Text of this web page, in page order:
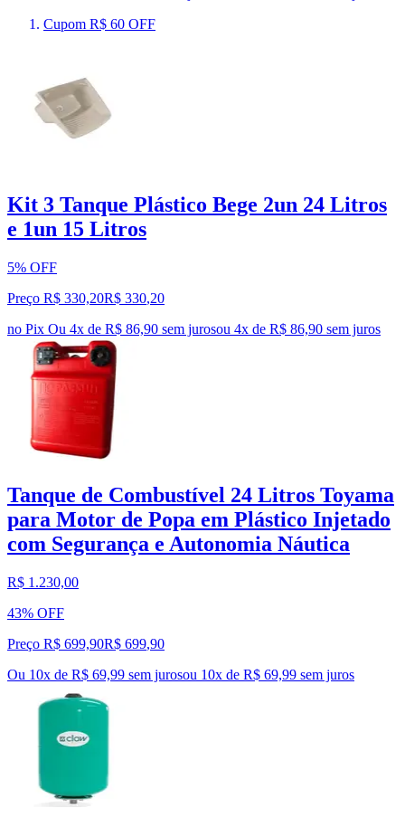
Cupom R$ 60 OFF
Kit 3 Tanque Plástico Bege 2un 24 Litros
e 1un 15 Litros
5% OFF
Preço R$ 330,20R$ 330,20
no Pix Ou 4x de R$ 86,90 sem jurosou 4x de R$ 86,90 sem juros
Tanque de Combustível 24 Litros Toyama
para Motor de Popa em Plástico Injetado
com Segurança e Autonomia Náutica
R$ 1.230,00
43% OFF
Preço R$ 699,90R$ 699,90
Ou 10x de R$ 69,99 sem jurosou 10x de R$ 69,99 sem juros